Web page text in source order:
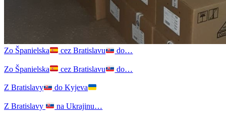
Zo Španielska cez Bratislavu do…
Zo Španielska cez Bratislavu do…
Z Bratislavy do Kyjeva
Z Bratislavy na Ukrajinu…